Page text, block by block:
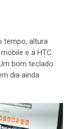
tempo, altura
e a HTC
bom teclado
dia ainda